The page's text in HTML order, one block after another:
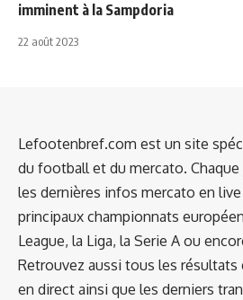
imminent à la Sampdoria
22 août 2023
Lefootenbref.com est un site
du football et du mercato.
les dernières infos mercato en live
principaux championnats
League, la Liga, la Serie A ou
Retrouvez aussi tous les
en direct ainsi que les derniers